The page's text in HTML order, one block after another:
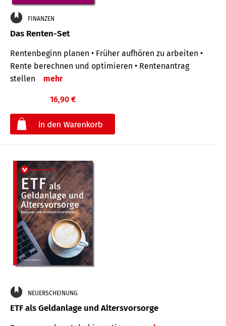
FINANZEN
Das Renten-Set
Rentenbeginn planen • Früher aufhören zu arbeiten •
Rente berechnen und optimieren • Rentenantrag
stellen
mehr
16,90 €
NEUERSCHEINUNG
ETF als Geldanlage und Altersvorsorge